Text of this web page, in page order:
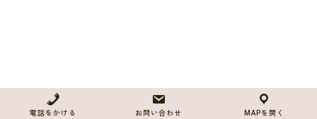
電話をかける お問い合わせ MAPを開く